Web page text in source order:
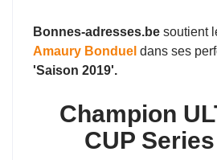
Bonnes-adresses.be soutient
Amaury Bonduel dans ses
'Saison 2019'.
Champion
CUP